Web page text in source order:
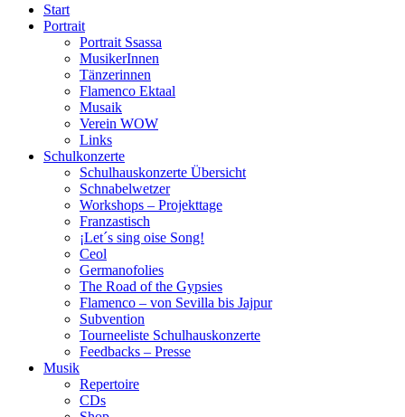
Start
Portrait
Portrait Ssassa
MusikerInnen
Tänzerinnen
Flamenco Ektaal
Musaik
Verein WOW
Links
Schulkonzerte
Schulhauskonzerte Übersicht
Schnabelwetzer
Workshops – Projekttage
Franzastisch
¡Let´s sing oise Song!
Ceol
Germanofolies
The Road of the Gypsies
Flamenco – von Sevilla bis Jajpur
Subvention
Tourneeliste Schulhauskonzerte
Feedbacks – Presse
Musik
Repertoire
CDs